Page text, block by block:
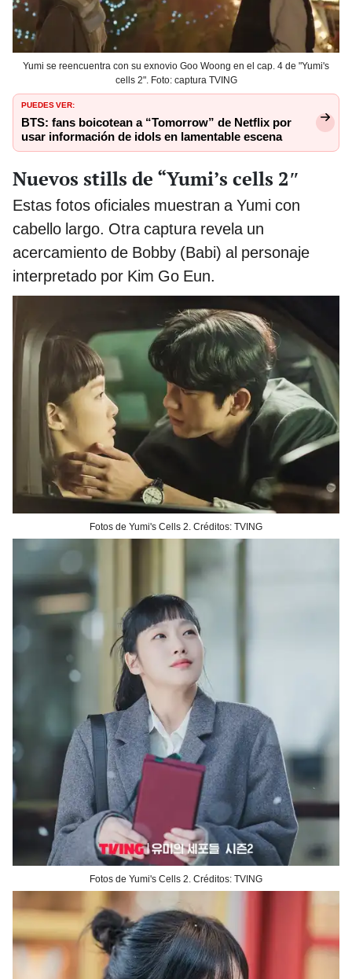
Yumi se reencuentra con su exnovio Goo Woong en el cap. 4 de "Yumi's
cells 2". Foto: captura TVING
PUEDES VER:
BTS: fans boicotean a “Tomorrow” de Netflix por
usar información de idols en lamentable escena
Nuevos stills de “Yumi’s cells 2″
Estas fotos oficiales muestran a Yumi con
cabello largo. Otra captura revela un
acercamiento de Bobby (Babi) al personaje
interpretado por Kim Go Eun.
Fotos de Yumi's Cells 2. Créditos: TVING
Fotos de Yumi's Cells 2. Créditos: TVING